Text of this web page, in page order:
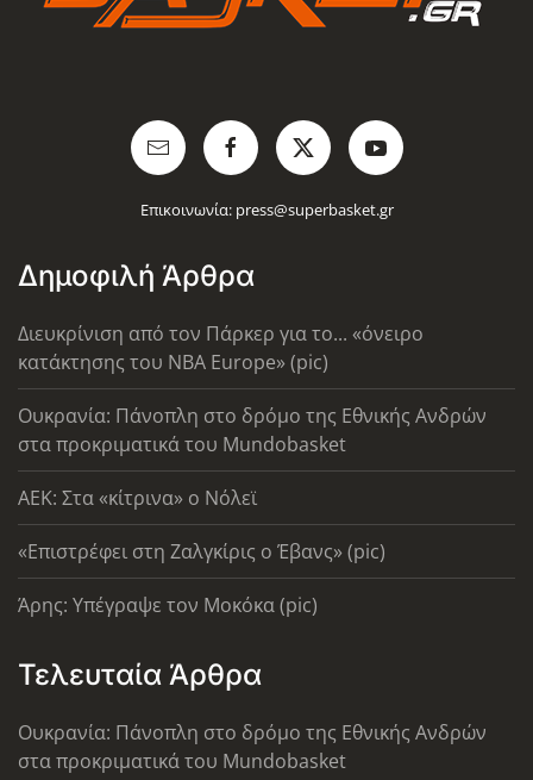
Επικοινωνία: press@superbasket.gr
Δημοφιλή Άρθρα
Διευκρίνιση από τον Πάρκερ για το... «όνειρο
κατάκτησης του ΝΒΑ Europe» (pic)
Ουκρανία: Πάνοπλη στο δρόμο της Εθνικής Ανδρών
στα προκριματικά του Mundobasket
AEK: Στα «κίτρινα» ο Νόλεϊ
«Επιστρέφει στη Ζαλγκίρις ο Έβανς» (pic)
Άρης: Υπέγραψε τον Μοκόκα (pic)
Τελευταία Άρθρα
Ουκρανία: Πάνοπλη στο δρόμο της Εθνικής Ανδρών
στα προκριματικά του Mundobasket